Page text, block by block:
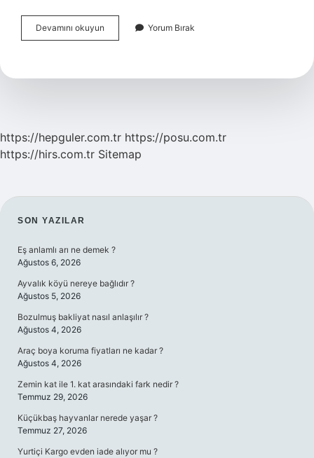
Devamını okuyun
Benzin
Mı
Yorum Bırak
https://hepguler.com.tr https://posu.com.tr
https://hirs.com.tr Sitemap
SIDEBAR
SON YAZILAR
Eş anlamlı arı ne demek ?
Ağustos 6, 2026
Ayvalık köyü nereye bağlıdır ?
Ağustos 5, 2026
Bozulmuş bakliyat nasıl anlaşılır ?
Ağustos 4, 2026
Araç boya koruma fiyatları ne kadar ?
Ağustos 4, 2026
Zemin kat ile 1. kat arasındaki fark nedir ?
Temmuz 29, 2026
Küçükbaş hayvanlar nerede yaşar ?
Temmuz 27, 2026
Yurtiçi Kargo evden iade alıyor mu ?